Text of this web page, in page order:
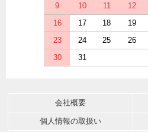
9
10 11 12
16
17 18 19
23
24 25 26
30
31
会社概要
個人情報の取扱い